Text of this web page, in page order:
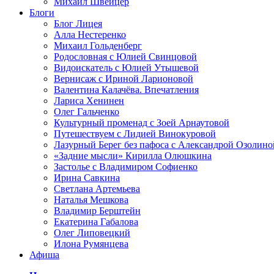
Блоги
Блог Лицея
Алла Нестеренко
Михаил Гольденберг
Родословная с Юлией Свинцовой
Видоискатель с Юлией Утышевой
Вернисаж с Ириной Ларионовой
Валентина Калачёва. Впечатления
Лариса Хенинен
Олег Гальченко
Культурный променад с Зоей Арнаутовой
Путешествуем с Лидией Винокуровой
Лазурный Берег без пафоса с Александрой
«Задние мысли» Кирилла Олюшкина
Застолье с Владимиром Софиенко
Ирина Савкина
Светлана Артемьева
Наталья Мешкова
Владимир Берштейн
Екатерина Габалова
Олег Липовецкий
Илона Румянцева
Афиша